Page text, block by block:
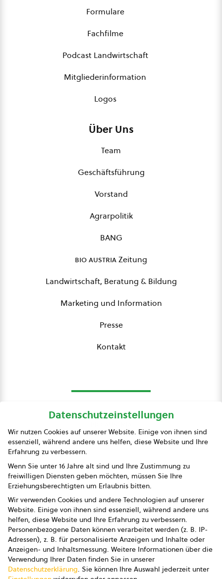
Formulare
Fachfilme
Podcast Landwirtschaft
Mitgliederinformation
Logos
Über Uns
Team
Geschäftsführung
Vorstand
Agrarpolitik
BANG
bio austriaZeitung
Landwirtschaft, Beratung & Bildung
Marketing und Information
Presse
Kontakt
Presse
Impressum
Datenschutz
AGB
AGB Marketing GmbH
AGB Bildung
Newsletter
Datenschutzeinstellungen
Wir nutzen Cookies auf unserer Website. Einige von ihnen sind
essenziell, während andere uns helfen, diese Website und Ihre
Erfahrung zu verbessern.
Wenn Sie unter 16 Jahre alt sind und Ihre Zustimmung zu
freiwilligen Diensten geben möchten, müssen Sie Ihre
Erziehungsberechtigten um Erlaubnis bitten.
Wir verwenden Cookies und andere Technologien auf unserer
Website. Einige von ihnen sind essenziell, während andere uns
helfen, diese Website und Ihre Erfahrung zu verbessern.
Personenbezogene Daten können verarbeitet werden (z. B. IP-
Adressen), z. B. für personalisierte Anzeigen und Inhalte oder
Anzeigen- und Inhaltsmessung. Weitere Informationen über die
Verwendung Ihrer Daten finden Sie in unserer
Datenschutzerklärung. Sie können Ihre Auswahl jederzeit unter